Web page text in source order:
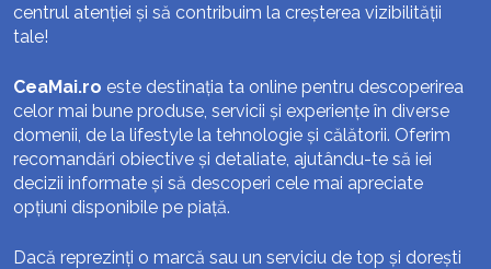
centrul atenției și să contribuim la creșterea vizibilității
tale!
CeaMai.ro este destinația ta online pentru descoperirea
celor mai bune produse, servicii și experiențe în diverse
domenii, de la lifestyle la tehnologie și călătorii. Oferim
recomandări obiective și detaliate, ajutându-te să iei
decizii informate și să descoperi cele mai apreciate
opțiuni disponibile pe piață.
Dacă reprezinți o marcă sau un serviciu de top și dorești